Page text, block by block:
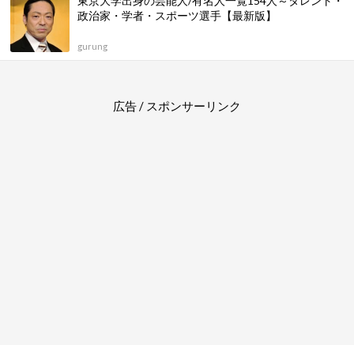
政治家・学者・スポーツ選手【最新版】
gurung
広告 / スポンサーリンク